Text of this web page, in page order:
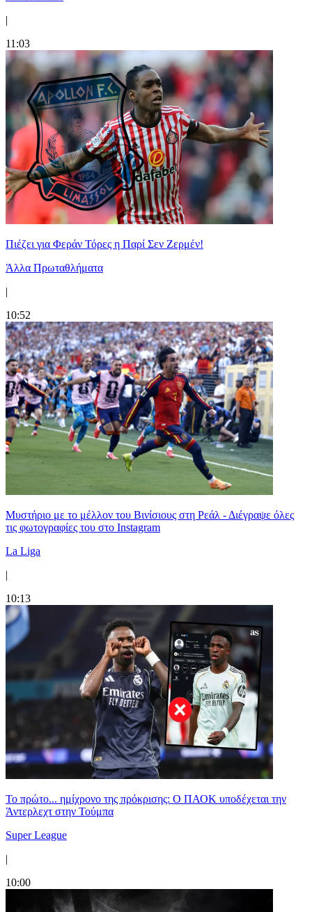
|
11:03
Πιέζει για Φεράν Τόρες η Παρί Σεν Ζερμέν!
Άλλα Πρωταθλήματα
|
10:52
Μυστήριο με το μέλλον του Βινίσιους στη Ρεάλ - Διέγραψε όλες
τις φωτογραφίες του στο Instagram
La Liga
|
10:13
Το πρώτο... ημίχρονο της πρόκρισης: Ο ΠΑΟΚ υποδέχεται την
Άντερλεχτ στην Τούμπα
Super League
|
10:00